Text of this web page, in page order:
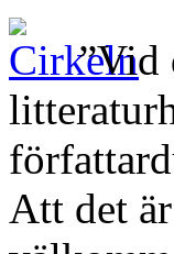
”Vid
Att det